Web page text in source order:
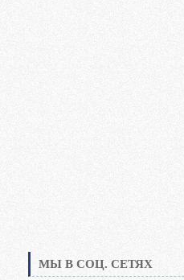
МЫ В СОЦ. СЕТЯХ